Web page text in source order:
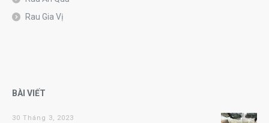
Rau Gia Vị
BÀI VIẾT
30 Tháng 3, 2023